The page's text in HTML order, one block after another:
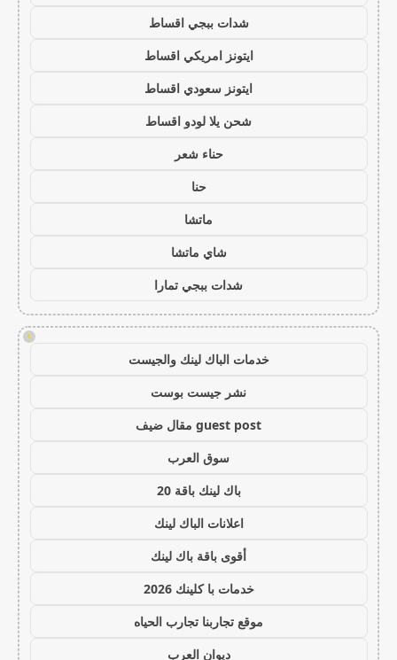
شدات ببجي اقساط
ايتونز امريكي اقساط
ايتونز سعودي اقساط
شحن يلا لودو اقساط
حناء شعر
حنا
ماتشا
شاي ماتشا
شدات ببجي تمارا
!
خدمات الباك لينك والجيست
نشر جيست بوست
guest post مقال ضيف
سوق العرب
باك لينك باقة 20
اعلانات الباك لينك
أقوى باقة باك لينك
خدمات با كلينك 2026
موقع تجاربنا تجارب الحياه
ديوان العرب